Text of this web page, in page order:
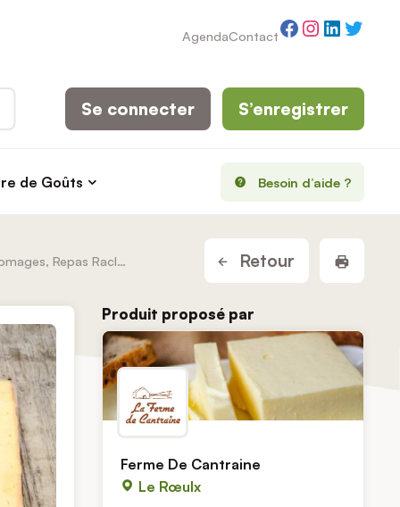
AgendaContactFacebook
Instagram
de Goûts Besoin d’aide ?
Se connecter S’enregistrer
Plateaux De Fromages, Repas Raclette Retour
Produit proposé par
Ferme De Cantraine
Le Rœulx